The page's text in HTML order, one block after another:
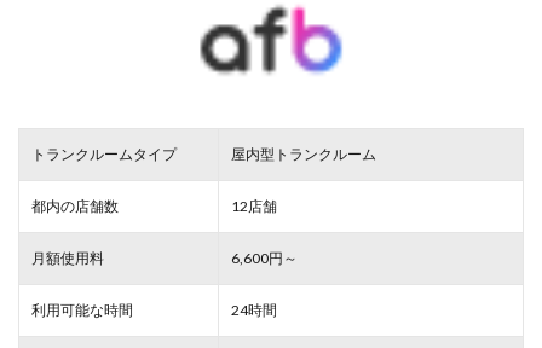
トランクルームタイプ 屋内型トランクルーム
都内の店舗数 12店舗
月額使用料 6,600円～
利用可能な時間 24時間